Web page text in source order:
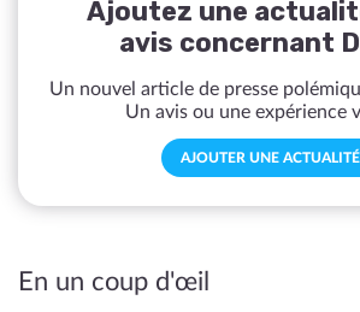
Ajoutez une
avis concernant
Un nouvel article de presse
Un avis ou une expérience
AJOUTER UNE ACTUALITÉ
En un coup d'œil